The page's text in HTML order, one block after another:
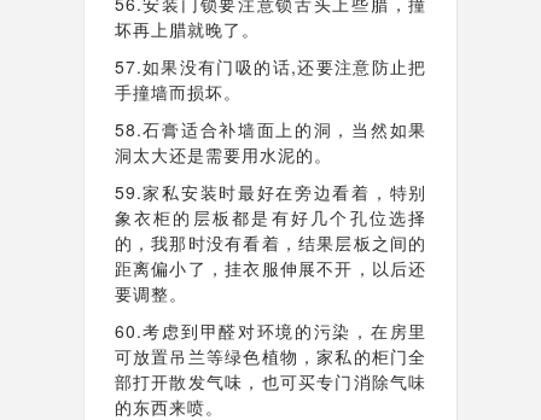
坏再上腊就晚了。
57.如果没有门吸的话,还要注意防止把
手撞墙而损坏。
58.石膏适合补墙面上的洞，当然如果
洞太大还是需要用水泥的。
59.家私安装时最好在旁边看着，特别
象衣柜的层板都是有好几个孔位选择
的，我那时没有看着，结果层板之间的
距离偏小了，挂衣服伸展不开，以后还
要调整。
60.考虑到甲醛对环境的污染，在房里
可放置吊兰等绿色植物，家私的柜门全
部打开散发气味，也可买专门消除气味
的东西来喷。